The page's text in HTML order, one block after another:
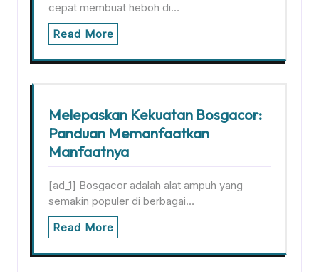
cepat membuat heboh di…
Read More
Melepaskan Kekuatan Bosgacor:
Panduan Memanfaatkan
Manfaatnya
[ad_1] Bosgacor adalah alat ampuh yang
semakin populer di berbagai…
Read More